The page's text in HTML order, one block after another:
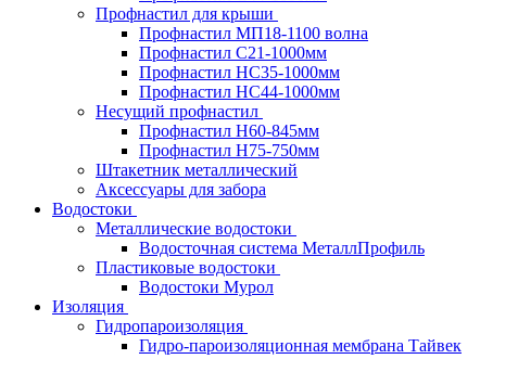
Профнастил для крыши
Профнастил МП18-1100 волна
Профнастил С21-1000мм
Профнастил HC35-1000мм
Профнастил НС44-1000мм
Несущий профнастил
Профнастил Н60-845мм
Профнастил H75-750мм
Штакетник металлический
Аксессуары для забора
Водостоки
Металлические водостоки
Водосточная система МеталлПрофиль
Пластиковые водостоки
Водостоки Мурол
Изоляция
Гидропароизоляция
Гидро-пароизоляционная мембрана Тайвек